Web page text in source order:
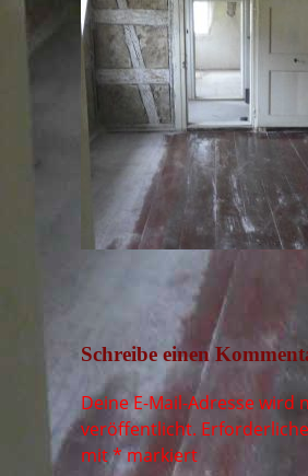
Schreibe einen
Deine E-Mail-Adresse wird
veröffentlicht.
mit*markiert